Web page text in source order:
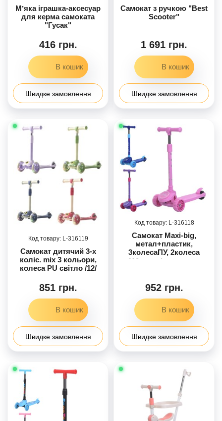
Мʼяка іграшка-аксесуар
для керма самоката
"Гусак"
416 грн.
Швидке замовлення
Самокат з ручкою "Best
Scooter"
1 691 грн.
Швидке замовлення
316119
Самокат дитячий 3-х
коліс. mix 3 кольори,
колеса PU світло /12/
851 грн.
Швидке замовлення
316118
Самокат Maxi-big,
метал+пластик,
3колесаПУ, 2колеса
110мм світло, заднє
положення 68см, max
78см), підніжка 30-12см,
3 кольори, у п/е /6/
952 грн.
Швидке замовлення